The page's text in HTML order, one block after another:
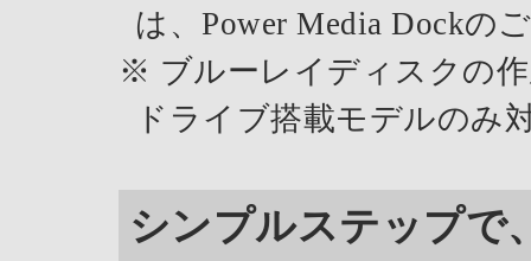
は、Power Media Dockの
※ ブルーレイディスクの
ドライブ搭載モデルのみ
シンプルステップで